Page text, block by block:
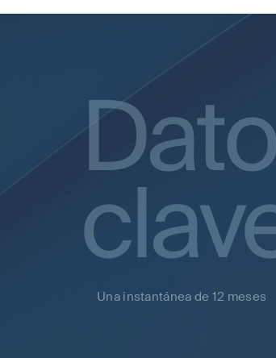
Una instantánea de 12 meses